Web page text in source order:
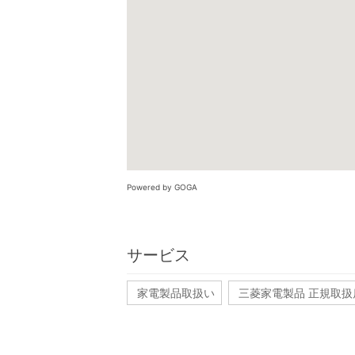
Powered by GOGA
サービス
家電製品取扱い 三菱家電製品 正規取扱